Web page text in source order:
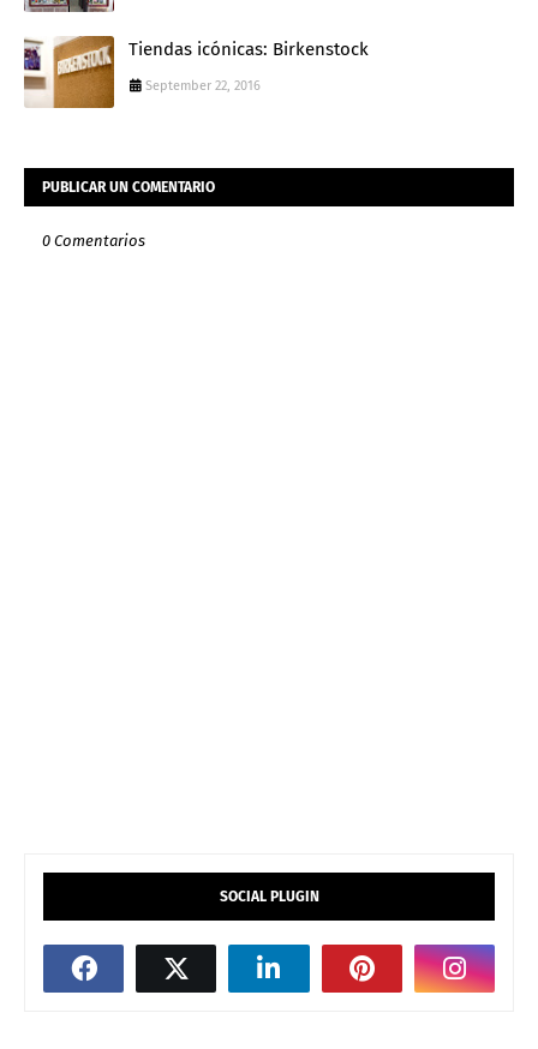
Tiendas icónicas: Birkenstock
September 22, 2016
PUBLICAR UN COMENTARIO
0 Comentarios
SOCIAL PLUGIN